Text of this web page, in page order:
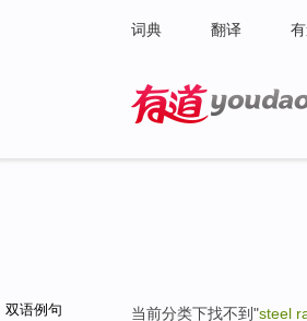
词典 翻译
双语例句 当前分类下找不到"steel